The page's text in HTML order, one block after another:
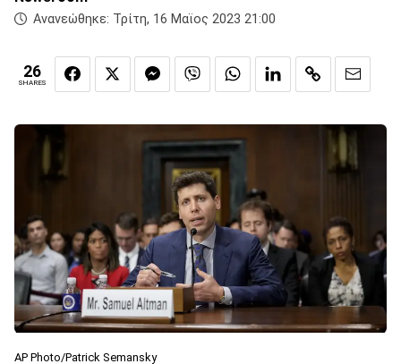
Ανανεώθηκε: Τρίτη, 16 Μαϊος 2023 21:00
26
SHARES
AP Photo/Patrick Semansky